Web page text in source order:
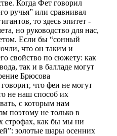
Когда Фет говорил
ручья” или сравнивал
то здесь эпитет -
но руководство для нас,
Если бы “сонный
что он таким и
свойство по сюжету: как
так и в балладе могут
Брюсова
что феи не могут
не наш способ их
с которым нам
поэтому не только в
строфах, как бы мы ни
золотые шары осенних